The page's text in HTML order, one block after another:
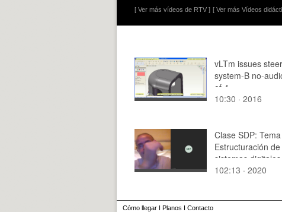
[ Ver más vídeos de RTV ] [ Ver más Vídeos
vLTm issues
system-B no-
of 4
10:30 · 2016
Clase SDP:
Estructuración de
sistemas digitales
parte
102:13 · 2020
Cómo llegar I Planos I Contacto